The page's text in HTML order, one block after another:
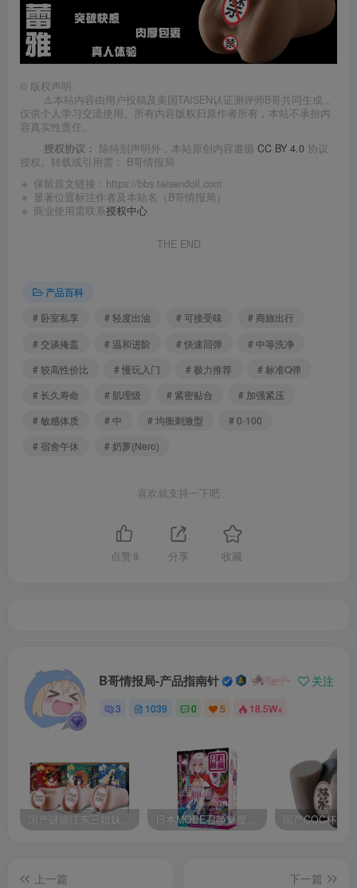
© 版权声明
⚠️本站内容由用户投稿及美国TAISEN认证测评师B哥共同生成，
仅供个人学习交流使用。所有内容版权归原作者所有，本站不承担内
容真实性责任。
授权协议： 除特别声明外，本站原创内容遵循 CC BY 4.0 协议
授权。转载或引用需： B哥情报局
🔹 保留原文链接： https://bbs.taisendoll.com
🔹 显著位置标注作者及本站名（B哥情报局）
🔹 商业使用需联系授权中心
THE END
产品百科
# 卧室私享
# 轻度出油 # 可接受味
# 商旅出行
# 交谈掩盖
# 温和进阶 # 快速回弹
# 中等洗净
# 较高性价比
# 慢玩入门 # 极力推荐
# 标准Q弹
# 长久寿命
# 肌理级 # 紧密贴合
# 加强紧压
# 敏感体质
# 中 # 均衡刺激型
# 0-100
# 宿舍午休
# 奶萝(Nero)
喜欢就支持一下吧
点赞 8 分享 收藏
B哥情报局-产品指南针 关注
3 1039 0 5 18.5W+
国产谜姬江东三姐妹国潮飞机杯低中高刺激度全覆盖飞机杯测评报告 日本MODE召唤魅魔飞机杯高刺激榨汁姬名器倒模自慰器使用体验及测评报告
上一篇
下一篇